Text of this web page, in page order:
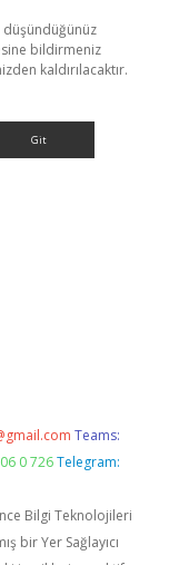
düşündüğünüz
bildirmeniz
kaldırılacaktır.
Teams:
0 726 Telegram:
Bilgi Teknolojileri
bir Yer Sağlayıcı